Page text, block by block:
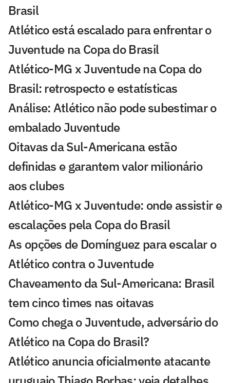
Brasil
Atlético está escalado para enfrentar o
Juventude na Copa do Brasil
Atlético-MG x Juventude na Copa do
Brasil: retrospecto e estatísticas
Análise: Atlético não pode subestimar o
embalado Juventude
Oitavas da Sul-Americana estão
definidas e garantem valor milionário
aos clubes
Atlético-MG x Juventude: onde assistir e
escalações pela Copa do Brasil
As opções de Domínguez para escalar o
Atlético contra o Juventude
Chaveamento da Sul-Americana: Brasil
tem cinco times nas oitavas
Como chega o Juventude, adversário do
Atlético na Copa do Brasil?
Atlético anuncia oficialmente atacante